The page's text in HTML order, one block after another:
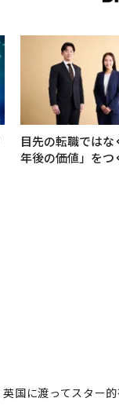
目先の転職ではな
年後の価値」を
英国に渡ってスター